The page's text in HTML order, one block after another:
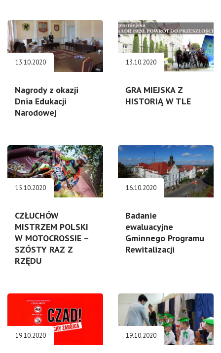
13.10.2020
Nagrody z okazji
Dnia Edukacji
Narodowej
13.10.2020
GRA MIEJSKA Z
HISTORIĄ W TLE
15.10.2020
CZŁUCHÓW
MISTRZEM POLSKI
W MOTOCROSSIE –
SZÓSTY RAZ Z
RZĘDU
16.10.2020
Badanie
ewaluacyjne
Gminnego Programu
Rewitalizacji
19.10.2020 19.10.2020